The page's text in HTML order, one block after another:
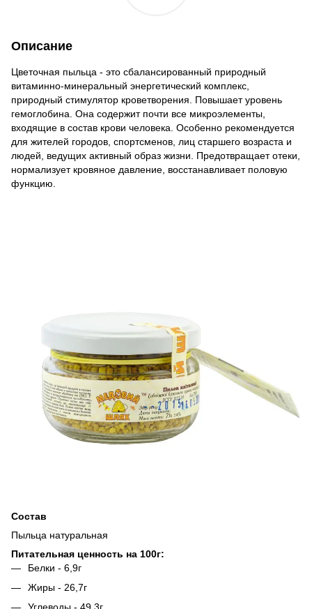
Описание
Цветочная пыльца - это сбалансированный природный
витаминно-минеральный энергетический комплекс,
природный стимулятор кроветворения. Повышает уровень
гемоглобина. Она содержит почти все микроэлементы,
входящие в состав крови человека. Особенно рекомендуется
для жителей городов, спортсменов, лиц старшего возраста и
людей, ведущих активный образ жизни. Предотвращает отеки,
нормализует кровяное давление, восстанавливает половую
функцию.
Состав
Пыльца натуральная
Питательная ценность на 100г:
Белки - 6,9г
Жиры - 26,7г